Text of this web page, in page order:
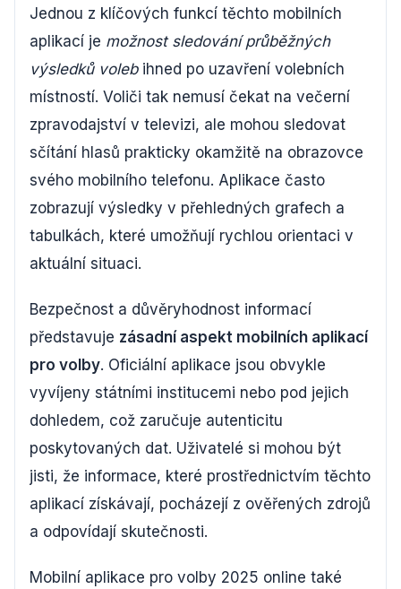
Jednou z klíčových funkcí těchto mobilních
aplikací je možnost sledování průběžných
výsledků volebihned po uzavření volebních
místností. Voliči tak nemusí čekat na večerní
zpravodajství v televizi, ale mohou sledovat
sčítání hlasů prakticky okamžitě na obrazovce
svého mobilního telefonu. Aplikace často
zobrazují výsledky v přehledných grafech a
tabulkách, které umožňují rychlou orientaci v
aktuální situaci.
Bezpečnost a důvěryhodnost informací
představuje zásadní aspekt mobilních aplikací
pro volby. Oficiální aplikace jsou obvykle
vyvíjeny státními institucemi nebo pod jejich
dohledem, což zaručuje autenticitu
poskytovaných dat. Uživatelé si mohou být
jisti, že informace, které prostřednictvím těchto
aplikací získávají, pocházejí z ověřených zdrojů
a odpovídají skutečnosti.
Mobilní aplikace pro volby 2025 online také